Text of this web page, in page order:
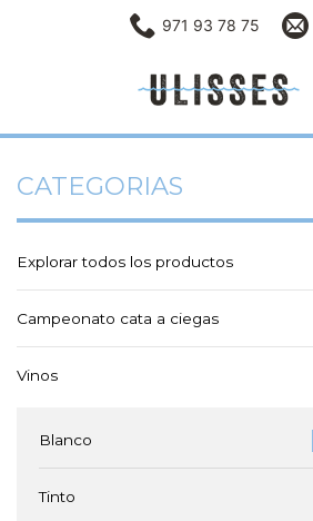
971 93 78 75
CATEGORIAS
Explorar todos los productos
Campeonato cata a ciegas
Vinos
Blanco
Tinto